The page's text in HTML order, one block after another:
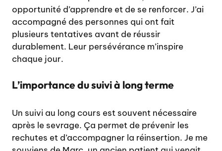
opportunité d’apprendre et de se renforcer. J’ai
accompagné des personnes qui ont fait
plusieurs tentatives avant de réussir
durablement. Leur persévérance m’inspire
chaque jour.
L’importance du suivi à long terme
Un suivi au long cours est souvent nécessaire
après le sevrage. Ça permet de prévenir les
rechutes et d’accompagner la réinsertion. Je me